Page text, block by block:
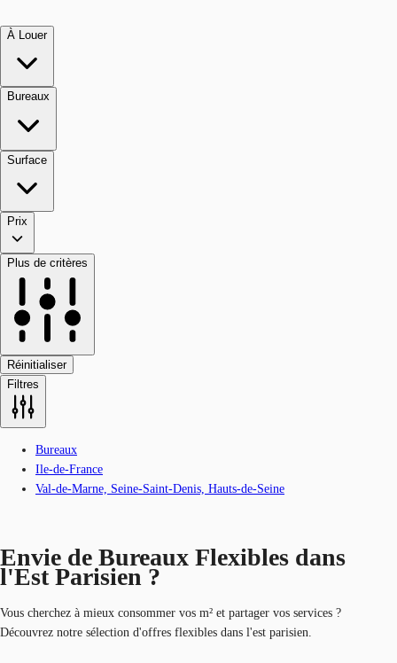
À Louer
Bureaux
Surface
Prix
Plus de critères
Réinitialiser
Filtres
Bureaux
Ile-de-France
Val-de-Marne, Seine-Saint-Denis, Hauts-de-Seine
Envie de Bureaux Flexibles dans
l'Est Parisien ?
Vous cherchez à mieux consommer vos m² et partager vos services ?
Découvrez notre sélection d'offres flexibles dans l'est parisien.